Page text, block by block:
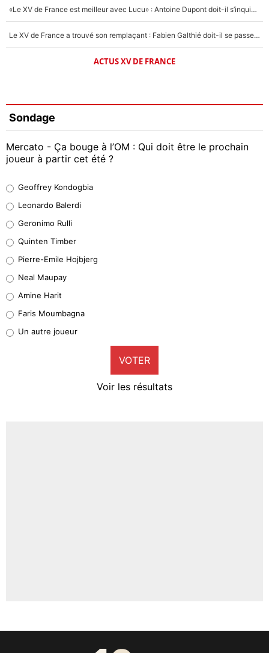
«Le XV de France est meilleur avec Lucu» : Antoine Dupont doit-il s’inquiéter pour sa place ?
Le XV de France a trouvé son remplaçant : Fabien Galthié doit-il se passer d'Antoine Dupont ?
ACTUS XV DE FRANCE
Sondage
Mercato - Ça bouge à l’OM : Qui doit être le prochain
joueur à partir cet été ?
38%
32%
5%
1%
9%
Geoffrey Kondogbia
Leonardo Balerdi
Geronimo Rulli
Quinten Timber
Pierre-Emile Hojbjerg
Neal Maupay
Amine Harit
Faris Moumbagna
Un autre joueur
VOTER
Voir les résultats